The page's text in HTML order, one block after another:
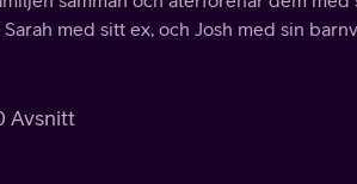
med sitt ex, och Josh med sin
Avsnitt